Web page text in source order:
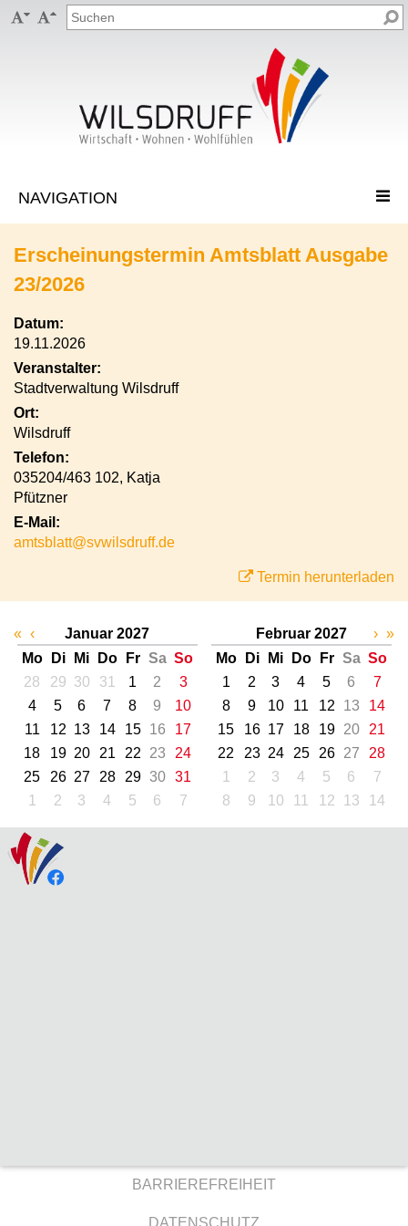
 
Erscheinungstermin Amtsblatt Ausgabe
23/2026
Datum:
19.11.2026
Veranstalter:
Stadtverwaltung Wilsdruff
Ort:
Wilsdruff
Telefon:
035204/463 102, Katja
Pfützner
E-Mail:
amtsblatt@svwilsdruff.de
Termin herunterladen
« ‹
Januar 2027
Mo
Di Mi Do Fr Sa So
28
29 30 31 1 2
3
4
5 6 7 8 9
10
11
12 13 14 15 16
17
18
19 20 21 22 23
24
25
26 27 28 29 30
31
1
2 3 4 5 6 7
Februar 2027
Mo
Di Mi Do Fr Sa So
1
2 3 4 5 6
7
8
9 10 11 12 13
14
15
16 17 18 19 20
21
22
23 24 25 26 27
28
1
2 3 4 5 6
7
8
9 10 11 12 13 14
› »
BARRIEREFREIHEIT
DATENSCHUTZ